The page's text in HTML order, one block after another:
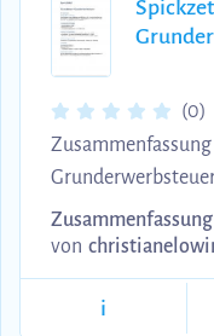
(0)
Zusammenfassung
von
i